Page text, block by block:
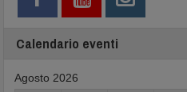
Calendario eventi
Agosto 2026